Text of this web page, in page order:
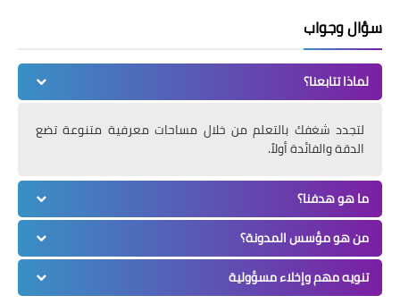
سؤال وجواب
لماذا تتابعنا؟
لتجدد شغفك بالتعلم من خلال مساحات معرفية متنوعة تضع
الدقة والفائدة أولاً.
ما هو هدفنا؟
من هو مؤسس المدونة؟
تنويه مهم وإخلاء مسؤولية